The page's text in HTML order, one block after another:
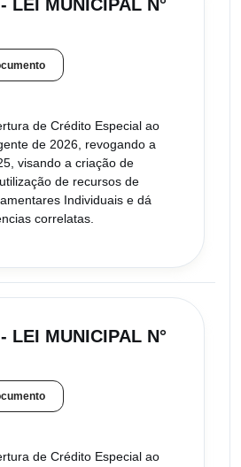
LEI MUNICIPAL N°
de Crédito Especial ao
de 2026, revogando a
visando a criação de
de recursos de
Individuais e dá
correlatas.
LEI MUNICIPAL N°
de Crédito Especial ao